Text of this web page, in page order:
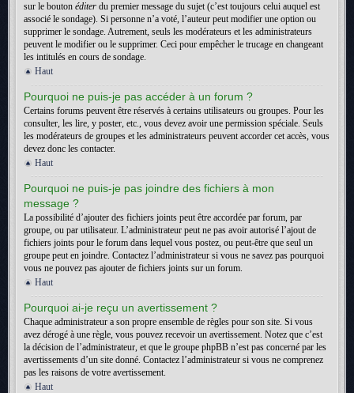
sur le bouton éditer du premier message du sujet (c’est toujours celui auquel est
associé le sondage). Si personne n’a voté, l’auteur peut modifier une option ou
supprimer le sondage. Autrement, seuls les modérateurs et les administrateurs
peuvent le modifier ou le supprimer. Ceci pour empêcher le trucage en changeant
les intitulés en cours de sondage.
Haut
Pourquoi ne puis-je pas accéder à un forum ?
Certains forums peuvent être réservés à certains utilisateurs ou groupes. Pour les
consulter, les lire, y poster, etc., vous devez avoir une permission spéciale. Seuls
les modérateurs de groupes et les administrateurs peuvent accorder cet accès, vous
devez donc les contacter.
Haut
Pourquoi ne puis-je pas joindre des fichiers à mon
message ?
La possibilité d’ajouter des fichiers joints peut être accordée par forum, par
groupe, ou par utilisateur. L’administrateur peut ne pas avoir autorisé l’ajout de
fichiers joints pour le forum dans lequel vous postez, ou peut-être que seul un
groupe peut en joindre. Contactez l’administrateur si vous ne savez pas pourquoi
vous ne pouvez pas ajouter de fichiers joints sur un forum.
Haut
Pourquoi ai-je reçu un avertissement ?
Chaque administrateur a son propre ensemble de règles pour son site. Si vous
avez dérogé à une règle, vous pouvez recevoir un avertissement. Notez que c’est
la décision de l’administrateur, et que le groupe phpBB n’est pas concerné par les
avertissements d’un site donné. Contactez l’administrateur si vous ne comprenez
pas les raisons de votre avertissement.
Haut